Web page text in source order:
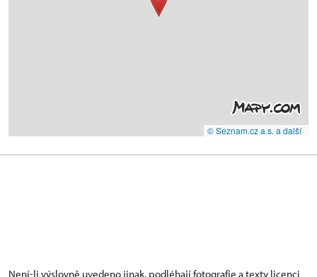
© Seznam.cz a.s. a další
Není-li výslovně uvedeno jinak, podléhají fotografie a texty licenci